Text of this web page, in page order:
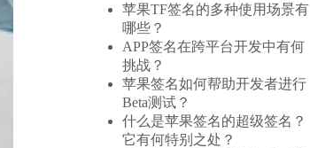
苹果TF签名的多种使用场景有
哪些？
APP签名在跨平台开发中有何
挑战？
苹果签名如何帮助开发者进行
Beta测试？
什么是苹果签名的超级签名？
它有何特别之处？